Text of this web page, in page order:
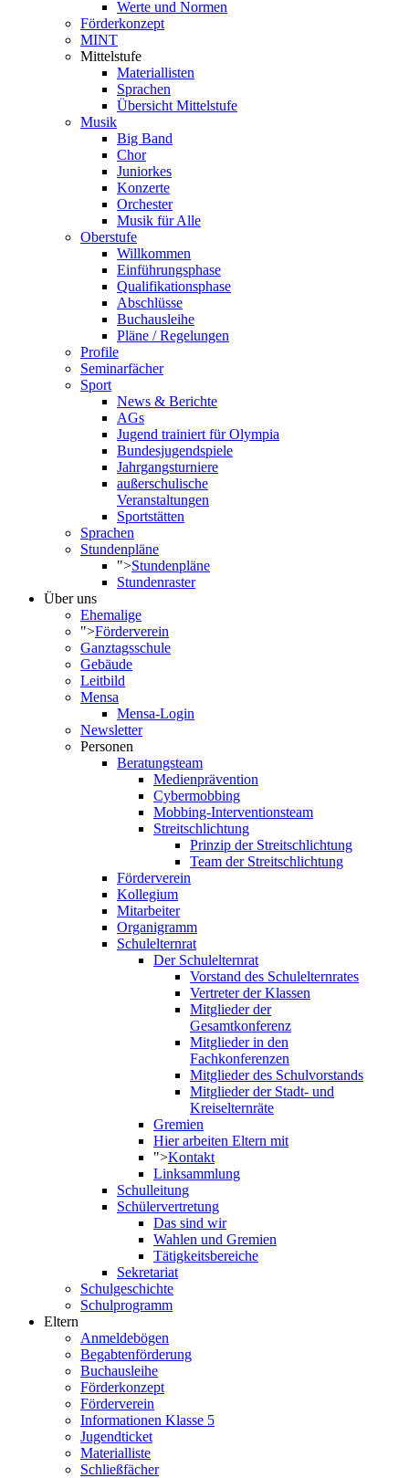
Werte und Normen
Förderkonzept
MINT
Mittelstufe
Materiallisten
Sprachen
Übersicht Mittelstufe
Musik
Big Band
Chor
Juniorkes
Konzerte
Orchester
Musik für Alle
Oberstufe
Willkommen
Einführungsphase
Qualifikationsphase
Abschlüsse
Buchausleihe
Pläne / Regelungen
Profile
Seminarfächer
Sport
News & Berichte
AGs
Jugend trainiert für Olympia
Bundesjugendspiele
Jahrgangsturniere
außerschulische
Veranstaltungen
Sportstätten
Sprachen
Stundenpläne
">Stundenpläne
Stundenraster
Über uns
Ehemalige
">Förderverein
Ganztagsschule
Gebäude
Leitbild
Mensa
Mensa-Login
Newsletter
Personen
Beratungsteam
Medienprävention
Cybermobbing
Mobbing-Interventionsteam
Streitschlichtung
Prinzip der Streitschlichtung
Team der Streitschlichtung
Förderverein
Kollegium
Mitarbeiter
Organigramm
Schulelternrat
Der Schulelternrat
Vorstand des Schulelternrates
Vertreter der Klassen
Mitglieder der
Gesamtkonferenz
Mitglieder in den
Fachkonferenzen
Mitglieder des Schulvorstands
Mitglieder der Stadt- und
Kreiselternräte
Gremien
Hier arbeiten Eltern mit
">Kontakt
Linksammlung
Schulleitung
Schülervertretung
Das sind wir
Wahlen und Gremien
Tätigkeitsbereiche
Sekretariat
Schulgeschichte
Schulprogramm
Eltern
Anmeldebögen
Begabtenförderung
Buchausleihe
Förderkonzept
Förderverein
Informationen Klasse 5
Jugendticket
Materialliste
Schließfächer